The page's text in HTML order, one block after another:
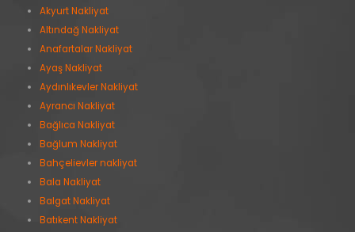
Akyurt Nakliyat
Altındağ Nakliyat
Anafartalar Nakliyat
Ayaş Nakliyat
Aydınlıkevler Nakliyat
Ayrancı Nakliyat
Bağlıca Nakliyat
Bağlum Nakliyat
Bahçelievler nakliyat
Bala Nakliyat
Balgat Nakliyat
Batıkent Nakliyat